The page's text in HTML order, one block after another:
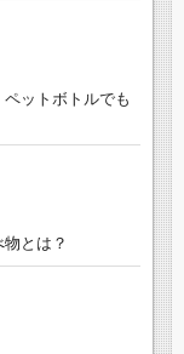
ットボトルでも
とは？